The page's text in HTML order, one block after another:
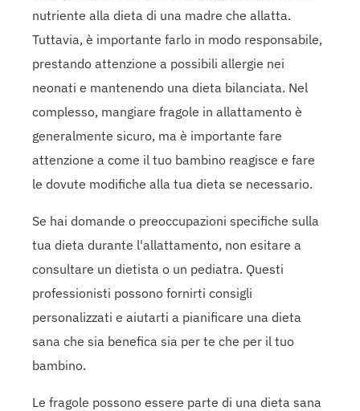
nutriente alla dieta di una madre che allatta.
Tuttavia, è importante farlo in modo responsabile,
prestando attenzione a possibili allergie nei
neonati e mantenendo una dieta bilanciata. Nel
complesso, mangiare fragole in allattamento è
generalmente sicuro, ma è importante fare
attenzione a come il tuo bambino reagisce e fare
le dovute modifiche alla tua dieta se necessario.
Se hai domande o preoccupazioni specifiche sulla
tua dieta durante l'allattamento, non esitare a
consultare un dietista o un pediatra. Questi
professionisti possono fornirti consigli
personalizzati e aiutarti a pianificare una dieta
sana che sia benefica sia per te che per il tuo
bambino.
Le fragole possono essere parte di una dieta sana